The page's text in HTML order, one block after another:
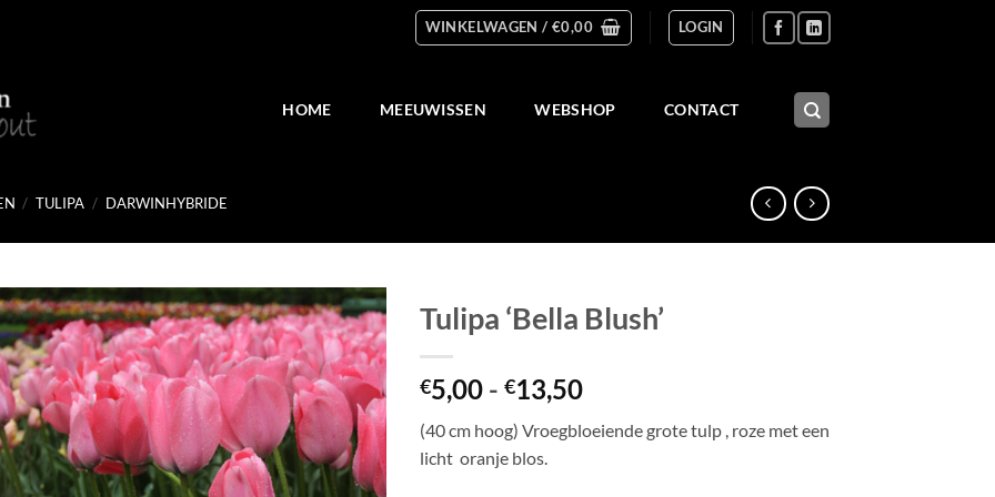
WINKELWAGEN / €0,00 LOGIN
HOME MEEUWISSEN WEBSHOP CONTACT
/ TULIPA / DARWINHYBRIDE
Toevoegen
aan
verlanglijst
Tulipa ‘Bella Blush’
€5,00 - €13,50Prijsklasse:
tot
(40 cm hoog) Vroegbloeiende grote tulp , roze met een
licht oranje blos.